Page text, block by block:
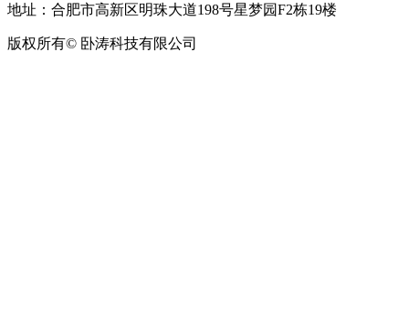
地址：合肥市高新区明珠大道198号星梦园F2栋19楼
版权所有© 卧涛科技有限公司